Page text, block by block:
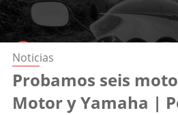
Noticias
Probamos seis
Motor y Yamaha |